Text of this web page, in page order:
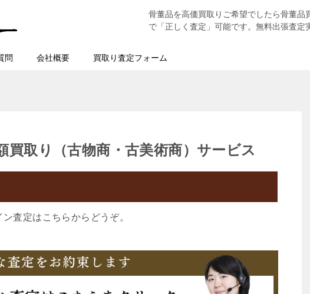
骨董品を高価買取りご希望でしたら骨董
で「正しく査定」可能です。無料出張査定
問 会社概要 買取り査定フォーム
買取り（古物商・古美術商）サービス
査定はこちらからどうぞ。